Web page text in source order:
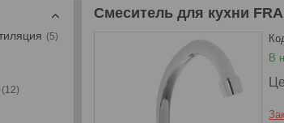
Смеситель для кухни
В
5
12